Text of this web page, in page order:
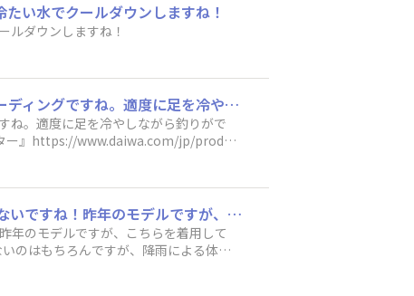
い水でクールダウンしますね！
ルダウンしますね！
渓流ルアーフィッシングでの暑さ対策。定番はやはりゲーターを着用してのウェットウェーディングですね。適度に足を冷やしながら釣りができるので、非常に快適に過ごせます。自分はこちらを使用しております↓『DAIWA NG-300S ネオゲーター』https://www.daiwa.com/jp/product/50dv109また、状況に応じてこういったウェアを着用する事でより快適に釣りを行う事ができます♪『DAIWA DE-6125 ICEDRY®︎ フーディーラッシュガードフルジップ』https://www.daiwa.com/jp/product/71eb6p4もし、よろしければ参考にしてみてください✨
ね。適度に足を冷やしながら釣りがで
ター』https://www.daiwa.com/jp/produ
DE-6125 ICEDRY®︎ フーディー
みてください✨
小渓流での釣りの場合、梅雨の時期に限った話ではないのですが、やはりレインは欠かせないですね！昨年のモデルですが、こちらを着用しています。DR-3625J RAINMAX® レインジャケットhttps://www.daiwa.com/jp/product/bg0m0lb濡れないのはもちろんですが、降雨による体温低下が防げるのもレインジャケットの良い点ですね✨併せて防水のリュックも使用しています。転倒や降雨による貴重品類の水没を防ぐ事ができ、非常におすすめです！
年のモデルですが、こちらを着用して
はもちろんですが、降雨による体温
による貴重品類の水没を防ぐ事がで